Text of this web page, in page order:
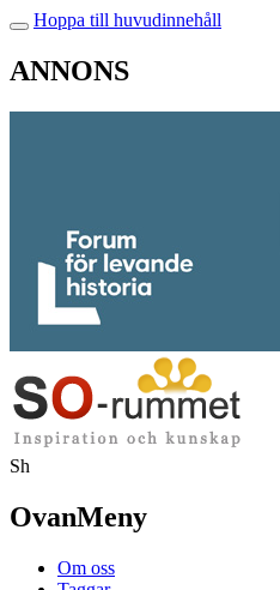
Hoppa till huvudinnehåll
ANNONS
Sh
OvanMeny
Om oss